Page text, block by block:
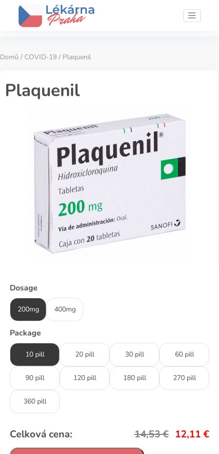
Domů / COVID-19 / Plaquenil
Plaquenil
Dosage
200mg 400mg
Package
10 pill 20 pill 30 pill 60 pill
90 pill 120 pill 180 pill 270 pill
360 pill
Celková cena: 14,53€ 12,11 €